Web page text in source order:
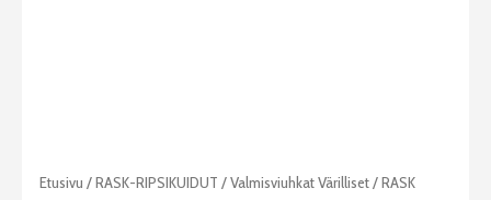
Etusivu /RASK-RIPSIKUIDUT /Valmisviuhkat Värilliset/ RASK
RASK